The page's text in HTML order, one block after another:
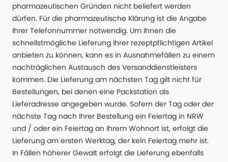
pharmazeutischen Gründen nicht beliefert werden
dürfen. Für die pharmazeutische Klärung ist die Angabe
Ihrer Telefonnummer notwendig. Um Ihnen die
schnellstmögliche Lieferung Ihrer rezeptpflichtigen Artikel
anbieten zu können, kann es in Ausnahmefällen zu einem
nachträglichen Austausch des Versanddienstleisters
kommen. Die Lieferung am nächsten Tag gilt nicht für
Bestellungen, bei denen eine Packstation als
Lieferadresse angegeben wurde. Sofern der Tag oder der
nächste Tag nach Ihrer Bestellung ein Feiertag in NRW
und / oder ein Feiertag an Ihrem Wohnort ist, erfolgt die
Lieferung am ersten Werktag, der kein Feiertag mehr ist.
In Fällen höherer Gewalt erfolgt die Lieferung ebenfalls